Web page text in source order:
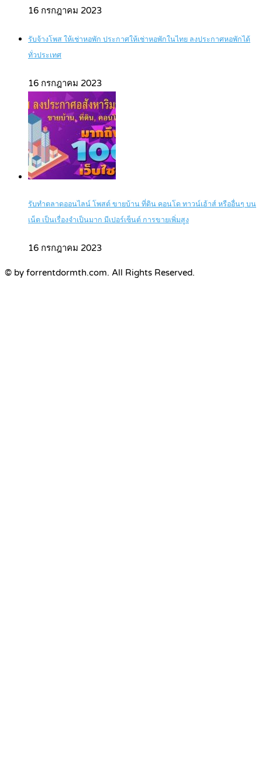
16 กรกฎาคม 2023
รับจ้างโพส ให้เช่าหอพัก ประกาศให้เช่าหอพักในไทย ลงประกาศหอพักได้
ทั่วประเทศ
16 กรกฎาคม 2023
รับทำตลาดออนไลน์ โพสต์ ขายบ้าน ที่ดิน คอนโด ทาวน์เฮ้าส์ หรืออื่นๆ บน
เน็ต เป็นเรื่องจำเป็นมาก มีเปอร์เซ็นต์ การขายเพิ่มสูง
16 กรกฎาคม 2023
© by forrentdormth.com. All Rights Reserved.